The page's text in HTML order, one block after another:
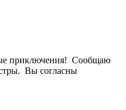
приключения! Сообщаю
Вы согласны